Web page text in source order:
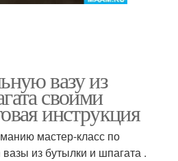
вазу из
своими
инструкция
мастер-класс по
из бутылки и шпагата .